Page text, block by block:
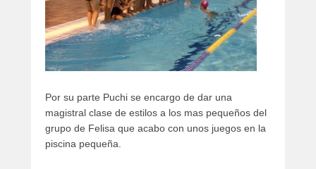
Por su parte Puchi se encargo de dar una
magistral clase de estilos a los mas pequeños del
grupo de Felisa que acabo con unos juegos en la
piscina pequeña.